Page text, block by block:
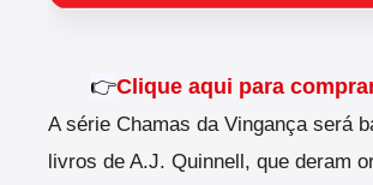
👉Clique aqui para
A série Chamas da Vingança será
livros de A.J. Quinnell, que deram